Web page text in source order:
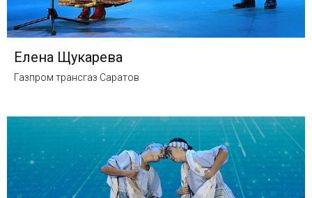
Елена Щукарева
Газпром трансгаз Саратов